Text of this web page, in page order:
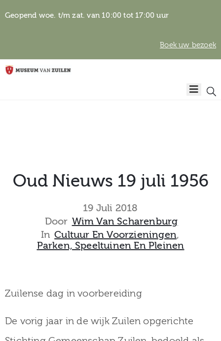
Geopend woe. t/m zat. van 10:00 tot 17:00 uur
Boek uw bezoek
Home
Verhalen
Oud Nieuws 19 juli 1956
19 Juli 2018
Door Wim Van Scharenburg
In Cultuur En Voorzieningen‚
Parken, Speeltuinen En Pleinen
Zuilense dag in voorbereiding
De vorig jaar in de wijk Zuilen opgerichte
Algemene